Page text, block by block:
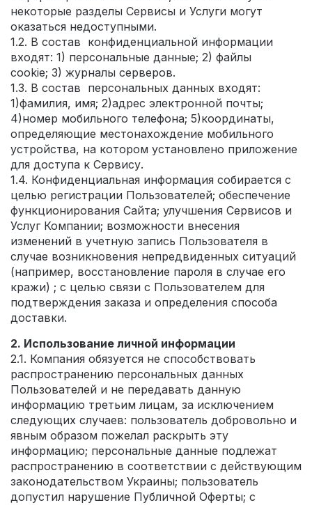
некоторые разделы Сервисы и Услуги могут
оказаться недоступными.
1.2. В состав конфиденциальной информации
входят: 1) персональные данные; 2) файлы
cookie; 3) журналы серверов.
1.3. В состав персональных данных входят:
1)фамилия, имя; 2)адрес электронной почты;
4)номер мобильного телефона; 5)координаты,
определяющие местонахождение мобильного
устройства, на котором установлено приложение
для доступа к Сервису.
1.4. Конфиденциальная информация собирается с
целью регистрации Пользователей; обеспечение
функционирования Сайта; улучшения Сервисов и
Услуг Компании; возможности внесения
изменений в учетную запись Пользователя в
случае возникновения непредвиденных ситуаций
(например, восстановление пароля в случае его
кражи) ; с целью связи с Пользователем для
подтверждения заказа и определения способа
доставки.
2. Использование личной информации
2.1. Компания обязуется не способствовать
распространению персональных данных
Пользователей и не передавать данную
информацию третьим лицам, за исключением
следующих случаев: пользователь добровольно и
явным образом пожелал раскрыть эту
информацию; персональные данные подлежат
распространению в соответствии с действующим
законодательством Украины; пользователь
допустил нарушение Публичной Оферты; с